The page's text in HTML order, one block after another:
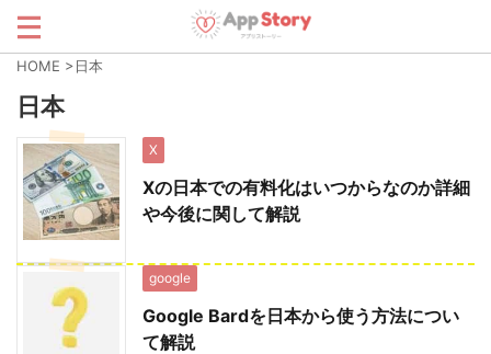
HOME >日本
日本
X
Xの日本での有料化はいつからなのか詳細
や今後に関して解説
google
Google Bardを日本から使う方法につい
て解説